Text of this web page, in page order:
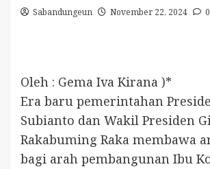
Sabandungeun November 22, 2024 0
Oleh : Gema Iva Kirana )*
Era baru pemerintahan
Subianto dan Wakil Presiden
Rakabuming Raka membawa
bagi arah pembangunan Ibu